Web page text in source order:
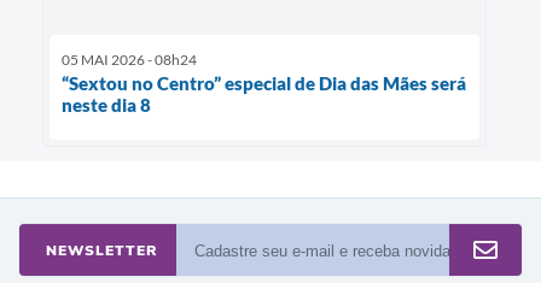
05 MAI 2026 - 08h24
“Sextou no Centro” especial de Dia das Mães será
neste dia 8
NEWSLETTER